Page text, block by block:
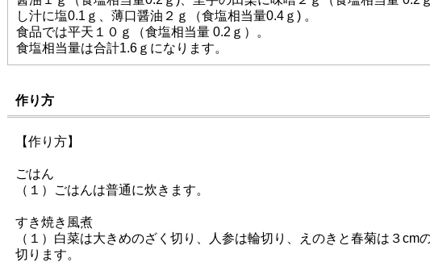
し汁に塩0.1ｇ、薄口醤油２ｇ（食塩相当量0.4ｇ) 。
食品では平天１０ｇ（食塩相当量 0.2ｇ）。
食塩相当量は合計1.6ｇになります。
作り方
【作り方】
ごはん
（１）ごはんは普通に炊きます。
すき焼き風煮
（１）白菜は大きめのざく切り、人参は輪切り、えのきと春菊は３cm
切ります。